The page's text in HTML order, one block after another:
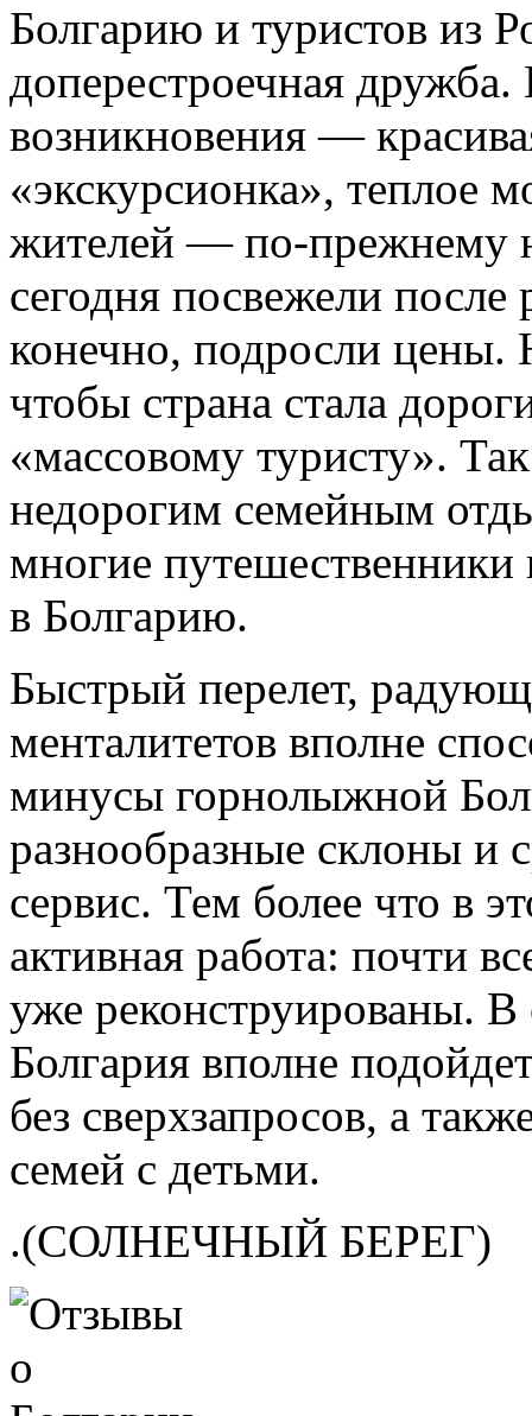
Болгарию и туристов из
доперестроечная
возникновения —
«экскурсионка», теплое
жителей — по-прежнему
сегодня посвежели
конечно, подросли цены.
чтобы страна стала
«массовому туристу».
недорогим семейным
многие путешественники
в Болгарию.
Быстрый перелет,
менталитетов вполне
минусы горнолыжной
разнообразные склоны и
сервис. Тем более что в
активная работа: почти
уже реконструированы.
Болгария вполне
без сверхзапросов, а
семей с детьми.
.(СОЛНЕЧНЫЙ БЕРЕГ)